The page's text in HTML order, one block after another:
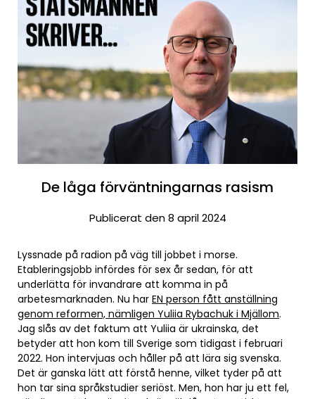
De låga förväntningarnas rasism
Publicerat den 8 april 2024
Lyssnade på radion på väg till jobbet i morse.
Etableringsjobb infördes för sex år sedan, för att
underlätta för invandrare att komma in på
arbetesmarknaden. Nu har EN person fått anställning
genom reformen, nämligen Yuliia Rybachuk i Mjällom.
Jag slås av det faktum att Yuliia är ukrainska, det
betyder att hon kom till Sverige som tidigast i februari
2022. Hon intervjuas och håller på att lära sig svenska.
Det är ganska lätt att förstå henne, vilket tyder på att
hon tar sina språkstudier seriöst. Men, hon har ju ett fel,